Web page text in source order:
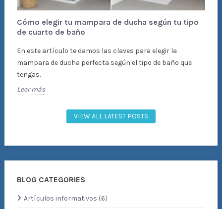
Cómo elegir tu mampara de ducha según tu tipo
de cuarto de baño
En este artículo te damos las claves para elegir la
mampara de ducha perfecta según el tipo de baño que
tengas.
Leer más
VIEW ALL LATEST POSTS
BLOG CATEGORIES
Artículos informativos (6)